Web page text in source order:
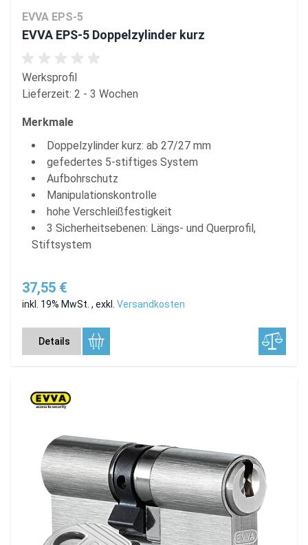
EVVA EPS-5
EVVA EPS-5 Doppelzylinder kurz
Werksprofil
Lieferzeit: 2 - 3 Wochen
Merkmale
Doppelzylinder kurz: ab 27/27 mm
gefedertes 5-stiftiges System
Aufbohrschutz
Manipulationskontrolle
hohe Verschleißfestigkeit
3 Sicherheitsebenen: Längs- und Querprofil,
Stiftsystem
37,55 €
inkl. 19% MwSt. , exkl. Versandkosten
Details